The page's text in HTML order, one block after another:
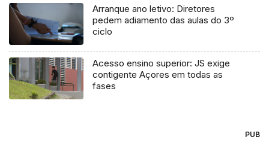
Arranque ano letivo: Diretores
pedem adiamento das aulas do 3º
ciclo
Acesso ensino superior: JS exige
contigente Açores em todas as
fases
PUB